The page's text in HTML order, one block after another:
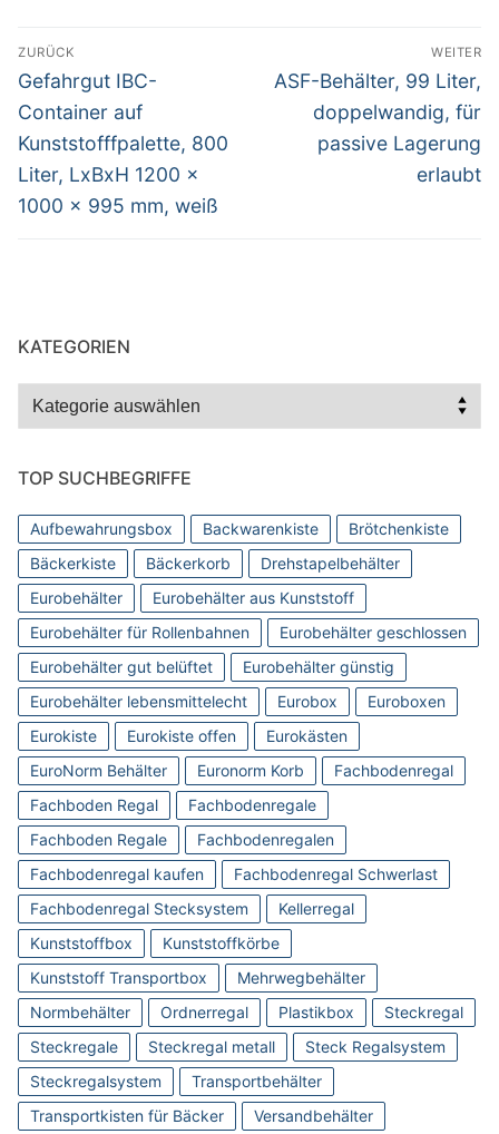
Beitragsnavigation
ZURÜCK
Vorheriger
Beitrag:
Gefahrgut IBC-
Container auf
Kunststofffpalette, 800
Liter, LxBxH 1200 x
1000 x 995 mm, weiß
WEITER
Nächster
Beitrag:
ASF-Behälter, 99 Liter,
doppelwandig, für
passive Lagerung
erlaubt
KATEGORIEN
Kategorien
TOP SUCHBEGRIFFE
Aufbewahrungsbox Backwarenkiste
Brötchenkiste
Bäckerkiste
Bäckerkorb
Drehstapelbehälter
Eurobehälter
Eurobehälter aus Kunststoff
Eurobehälter für Rollenbahnen
Eurobehälter geschlossen
Eurobehälter gut belüftet
Eurobehälter günstig
Eurobehälter lebensmittelecht
Eurobox
Euroboxen
Eurokiste
Eurokiste offen
Eurokästen
EuroNorm Behälter
Euronorm Korb
Fachbodenregal
Fachboden Regal
Fachbodenregale
Fachboden Regale
Fachbodenregalen
Fachbodenregal kaufen
Fachbodenregal Schwerlast
Fachbodenregal Stecksystem
Kellerregal
Kunststoffbox
Kunststoffkörbe
Kunststoff Transportbox
Mehrwegbehälter
Normbehälter
Ordnerregal Plastikbox
Steckregal
Steckregale
Steckregal metall
Steck Regalsystem
Steckregalsystem
Transportbehälter
Transportkisten für Bäcker
Versandbehälter